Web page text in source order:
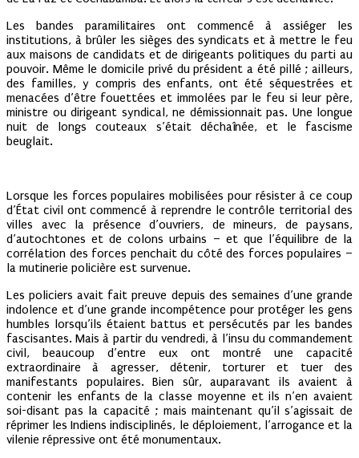
Les bandes paramilitaires ont commencé à assiéger les
institutions, à brûler les sièges des syndicats et à mettre le feu
aux maisons de candidats et de dirigeants politiques du parti au
pouvoir. Même le domicile privé du président a été pillé ; ailleurs,
des familles, y compris des enfants, ont été séquestrées et
menacées d’être fouettées et immolées par le feu si leur père,
ministre ou dirigeant syndical, ne démissionnait pas. Une longue
nuit de longs couteaux s’était déchaînée, et le fascisme
beuglait.
Lorsque les forces populaires mobilisées pour résister à ce coup
d’État civil ont commencé à reprendre le contrôle territorial des
villes avec la présence d’ouvriers, de mineurs, de paysans,
d’autochtones et de colons urbains – et que l’équilibre de la
corrélation des forces penchait du côté des forces populaires –
la mutinerie policière est survenue.
Les policiers avait fait preuve depuis des semaines d’une grande
indolence et d’une grande incompétence pour protéger les gens
humbles lorsqu’ils étaient battus et persécutés par les bandes
fascisantes. Mais à partir du vendredi, à l’insu du commandement
civil, beaucoup d’entre eux ont montré une capacité
extraordinaire à agresser, détenir, torturer et tuer des
manifestants populaires. Bien sûr, auparavant ils avaient à
contenir les enfants de la classe moyenne et ils n’en avaient
soi-disant pas la capacité ; mais maintenant qu’il s’agissait de
réprimer les Indiens indisciplinés, le déploiement, l’arrogance et la
vilenie répressive ont été monumentaux.